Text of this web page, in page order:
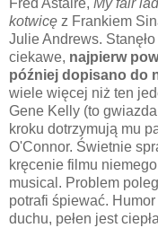
Fred Astaire, My fair
kotwicę z Frankiem
Julie Andrews.
ciekawe, najpierw
później dopisano do
wiele więcej niż ten
Gene Kelly (to
kroku dotrzymują mu
O'Connor. Świetnie
kręcenie filmu
musical. Problem
potrafi śpiewać.
duchu, pełen jest